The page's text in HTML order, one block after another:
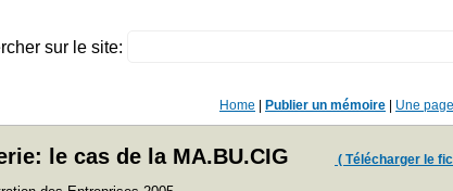
sur le site:
Home Publier un mémoire Une
le cas de la MA.BU.CIG ( Télécharger le